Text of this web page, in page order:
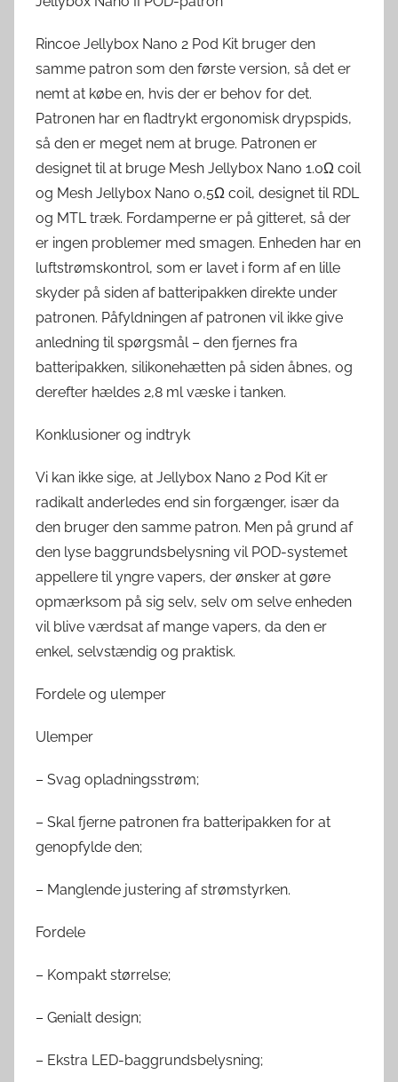
Rincoe Jellybox Nano 2 Pod Kit bruger den
samme patron som den første version, så det er
nemt at købe en, hvis der er behov for det.
Patronen har en fladtrykt ergonomisk drypspids,
så den er meget nem at bruge. Patronen er
designet til at bruge Mesh Jellybox Nano 1.0Ω coil
og Mesh Jellybox Nano 0,5Ω coil, designet til RDL
og MTL træk. Fordamperne er på gitteret, så der
er ingen problemer med smagen. Enheden har en
luftstrømskontrol, som er lavet i form af en lille
skyder på siden af batteripakken direkte under
patronen. Påfyldningen af patronen vil ikke give
anledning til spørgsmål – den fjernes fra
batteripakken, silikonehætten på siden åbnes, og
derefter hældes 2,8 ml væske i tanken.
Konklusioner og indtryk
Vi kan ikke sige, at Jellybox Nano 2 Pod Kit er
radikalt anderledes end sin forgænger, især da
den bruger den samme patron. Men på grund af
den lyse baggrundsbelysning vil POD-systemet
appellere til yngre vapers, der ønsker at gøre
opmærksom på sig selv, selv om selve enheden
vil blive værdsat af mange vapers, da den er
enkel, selvstændig og praktisk.
Fordele og ulemper
Ulemper
– Svag opladningsstrøm;
– Skal fjerne patronen fra batteripakken for at
genopfylde den;
– Manglende justering af strømstyrken.
Fordele
– Kompakt størrelse;
– Genialt design;
– Ekstra LED-baggrundsbelysning;